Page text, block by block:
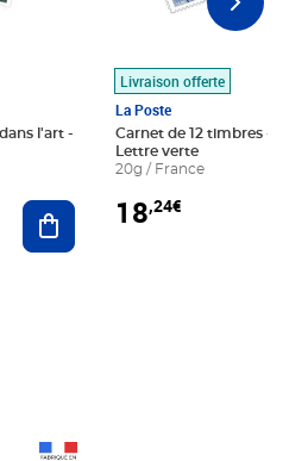
l'art -
Ajouter au panier
Livraison offerte
La Poste
Carnet de 12 timbres - Le
Lettre verte
20g / France
18,24€